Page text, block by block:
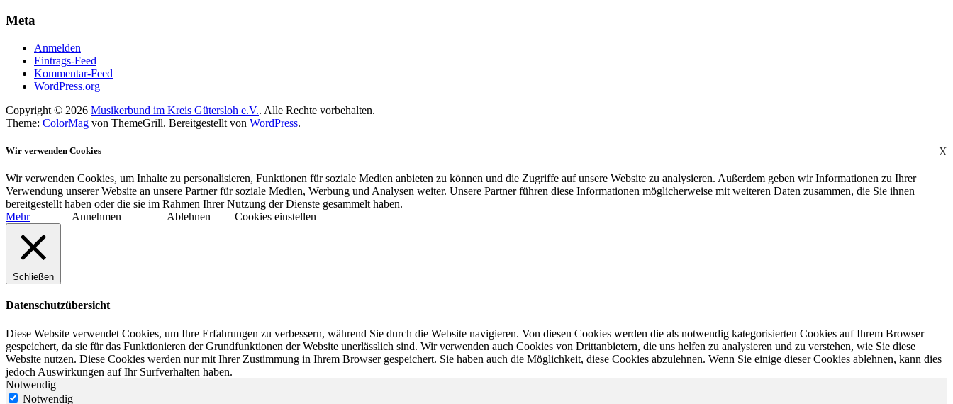
Meta
Anmelden
Eintrags-Feed
Kommentar-Feed
WordPress.org
Copyright © 2026 Musikerbund im Kreis Gütersloh e.V.. Alle Rechte vorbehalten.
Theme: ColorMag von ThemeGrill. Bereitgestellt von WordPress.
X
Wir verwenden Cookies
Wir verwenden Cookies, um Inhalte zu personalisieren, Funktionen für soziale Medien anbieten zu können und die Zugriffe auf unsere Website zu analysieren. Außerdem geben wir Informationen zu Ihrer
Verwendung unserer Website an unsere Partner für soziale Medien, Werbung und Analysen weiter. Unsere Partner führen diese Informationen möglicherweise mit weiteren Daten zusammen, die Sie ihnen
bereitgestellt haben oder die sie im Rahmen Ihrer Nutzung der Dienste gesammelt haben.
Mehr
Annehmen Ablehnen Cookies einstellen
Schließen
Datenschutzübersicht
Diese Website verwendet Cookies, um Ihre Erfahrungen zu verbessern, während Sie durch die Website navigieren. Von diesen Cookies werden die als notwendig kategorisierten Cookies auf Ihrem Browser
gespeichert, da sie für das Funktionieren der Grundfunktionen der Website unerlässlich sind. Wir verwenden auch Cookies von Drittanbietern, die uns helfen zu analysieren und zu verstehen, wie Sie diese
Website nutzen. Diese Cookies werden nur mit Ihrer Zustimmung in Ihrem Browser gespeichert. Sie haben auch die Möglichkeit, diese Cookies abzulehnen. Wenn Sie einige dieser Cookies ablehnen, kann dies
jedoch Auswirkungen auf Ihr Surfverhalten haben.
Notwendig
Notwendig